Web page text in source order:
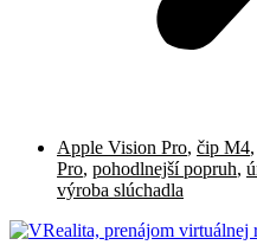
Apple Vision Pro, čip M4,
Pro, pohodlnejší popruh,
výroba slúchadla